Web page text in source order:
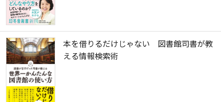
本を借りるだけじゃない 図書館司書が教
える情報検索術